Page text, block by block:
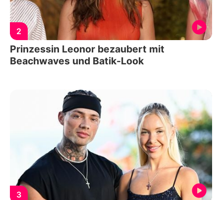
2
Prinzessin Leonor bezaubert mit
Beachwaves und Batik-Look
3